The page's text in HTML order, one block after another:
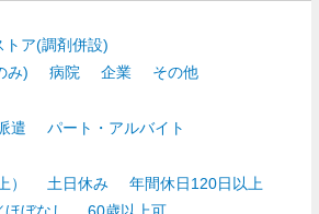
トア(調剤併設)
み)
病院 企業
その他
遣
パート・アルバイト
）
土日休み
年間休日120日以上